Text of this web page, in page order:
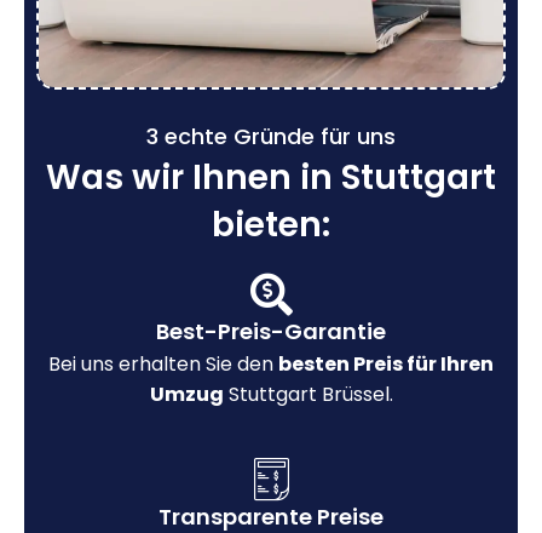
3 echte Gründe für uns
Was wir Ihnen in Stuttgart
bieten:
Best-Preis-Garantie
Bei uns erhalten Sie den besten Preis für Ihren
Umzug Stuttgart Brüssel.
Transparente Preise